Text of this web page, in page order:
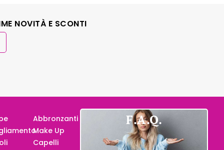
NOVITÀ E SCONTI
Abbronzanti
Make Up
Capelli
F.A.Q.